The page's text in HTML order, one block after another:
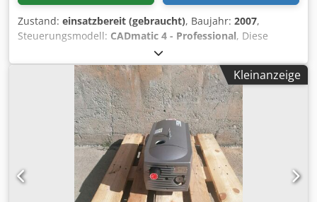
Zustand: einsatzbereit (gebraucht), Baujahr: 2007,
Steuerungsmodell: CADmatic 4 - Professional, Diese
HOLZMA HPP 380 Plattensäge wurde im Jahr 2007
hergestellt. Sie verfügt über einen robusten
Stahlsägewagen, Haupt- und Vorschnittsägen und eine
patentierte zentrale Winkelrückführung, die die Zykluszeit
um bis zu 25 % reduziert. Die Maschine ist mit einem
Power Control CADmatic 4 System ausgestattet, das einen
präzisen und effizienten Betrieb gewährleistet. Der
Sägeblattüberstand beträgt 95 mm, und sie arbeitet mit
einem Hauptsägemotor von 18,0 kW. Für weitere
Informationen über diese Plattensäge nehmen Sie bitte
Kontakt mit uns auf. Zusätzliche Ausrüstung •
Kleinanzeige